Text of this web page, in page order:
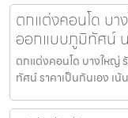
ตกแต่งคอนโด บ
ออกแบบภูมิทัศน์
ตกแต่งคอนโด บางใหญ่
ทัศน์ ราคาเป็นกันเอง เ